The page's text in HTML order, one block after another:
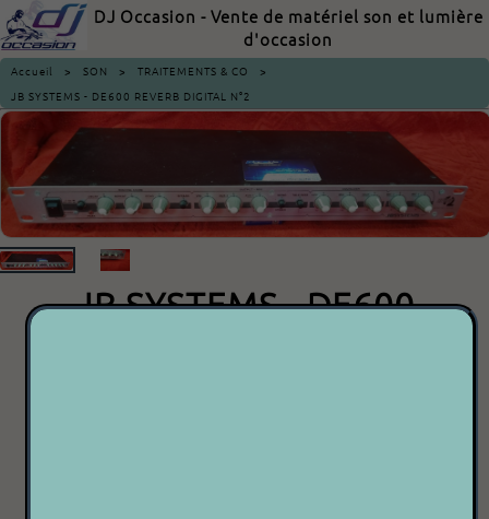
DJ Occasion - Vente de matériel son et lumière
d'occasion
Accueil > SON > TRAITEMENTS & CO
>
JB SYSTEMS - DE600 REVERB DIGITAL N°2
JB SYSTEMS - DE600